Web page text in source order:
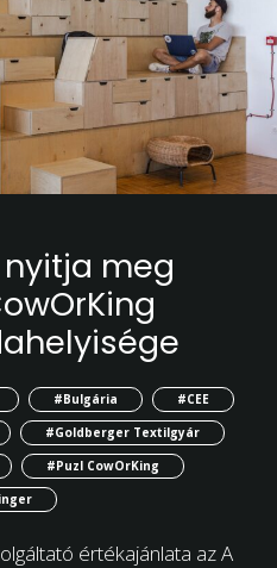
meg
#Bulgária
#CEE
#Goldberger Textilgyár
#Puzl CowOrKing
értékajánlata az A